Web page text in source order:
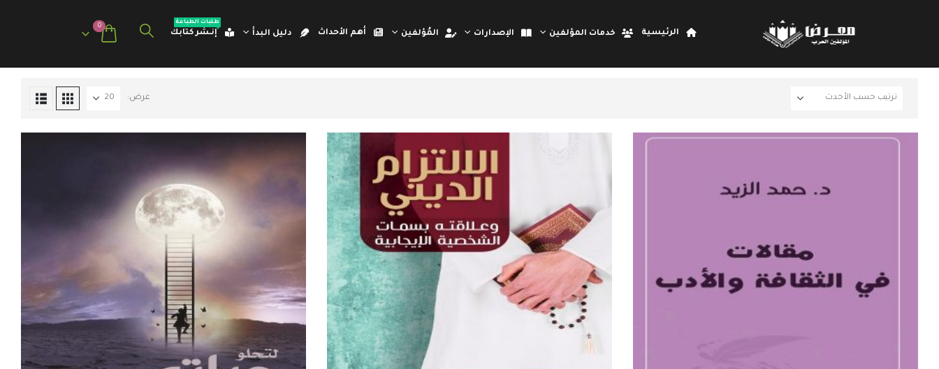
الرئيسية خدمات المؤلفين الإصدارات المُؤلفين أهم الأحداث دليل البدأ إنـشر كتابك
طلبات الطباعة 0
عرض: